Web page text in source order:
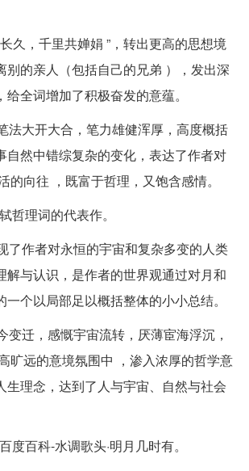
久，千里共婵娟 ”，转出更高的思想境
别的亲人（包括自己的兄弟 ），发出深
全词增加了积极奋发的意蕴。
法大开大合，笔力雄健浑厚，高度概括
自然中错综复杂的变化，表达了作者对
的向往 ，既富于哲理，又饱含感情。
哲理词的代表作。
了作者对永恒的宇宙和复杂多变的人类
解与认识，是作者的世界观通过对月和
个以局部足以概括整体的小小总结。
变迁，感慨宇宙流转，厌薄宦海浮沉，
旷远的意境氛围中 ，渗入浓厚的哲学意
生理念，达到了人与宇宙、自然与社会
度百科-水调歌头·明月几时有。